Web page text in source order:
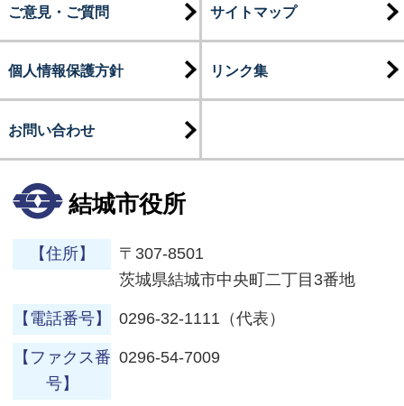
ご意見・ご質問 サイトマップ
個人情報保護方針 リンク集
お問い合わせ
結城市役所
【住所】
〒307-8501
茨城県結城市中央町二丁目3番地
【電話番号】 0296-32-1111（代表）
【ファクス番
号】
0296-54-7009